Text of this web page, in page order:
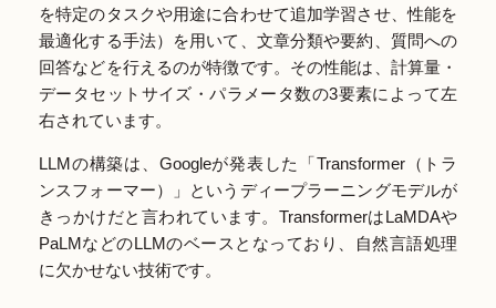
を特定のタスクや用途に合わせて追加学習させ、性能を
最適化する手法）を用いて、文章分類や要約、質問への
回答などを行えるのが特徴です。その性能は、計算量・
データセットサイズ・パラメータ数の3要素によって左
右されています。
LLMの構築は、Googleが発表した「Transformer（トラ
ンスフォーマー）」というディープラーニングモデルが
きっかけだと言われています。TransformerはLaMDAや
PaLMなどのLLMのベースとなっており、自然言語処理
に欠かせない技術です。